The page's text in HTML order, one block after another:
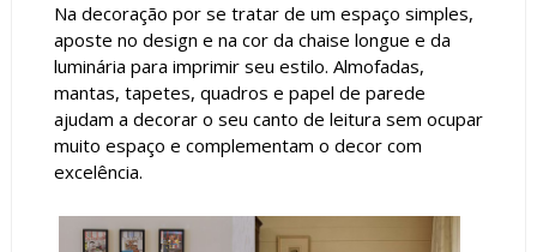
Na decoração por se tratar de um espaço simples,
aposte no design e na cor da chaise longue e da
luminária para imprimir seu estilo. Almofadas,
mantas, tapetes, quadros e papel de parede
ajudam a decorar o seu canto de leitura sem ocupar
muito espaço e complementam o decor com
excelência.